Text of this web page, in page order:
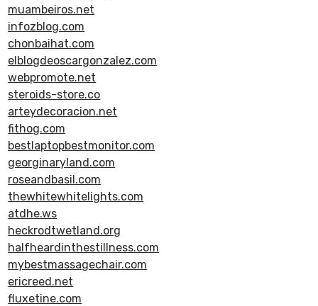
muambeiros.net
infozblog.com
chonbaihat.com
elblogdeoscargonzalez.com
webpromote.net
steroids-store.co
arteydecoracion.net
fithog.com
bestlaptopbestmonitor.com
georginaryland.com
roseandbasil.com
thewhitewhitelights.com
atdhe.ws
heckrodtwetland.org
halfheardinthestillness.com
mybestmassagechair.com
ericreed.net
fluxetine.com